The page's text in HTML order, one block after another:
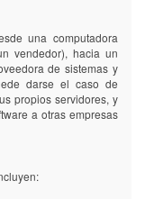
una computadora
vendedor), hacia un
de sistemas y
darse el caso de
propios servidores, y
a otras empresas